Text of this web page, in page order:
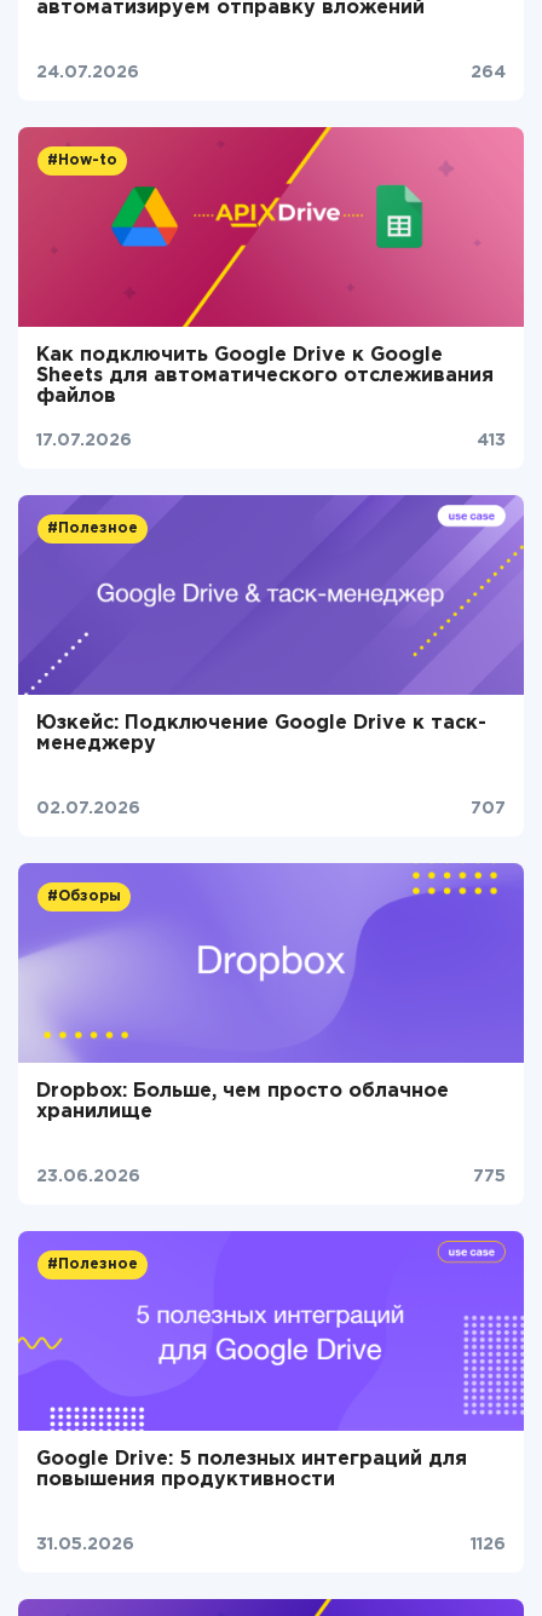
автоматизируем отправку вложений
24.07.2026 264
#How-to
Как подключить Google Drive к Google
Sheets для автоматического отслеживания
файлов
17.07.2026 413
#Полезное
Юзкейс: Подключение Google Drive к таск-
менеджеру
02.07.2026 707
#Обзоры
Dropbox: Больше, чем просто облачное
хранилище
23.06.2026 775
#Полезное
Google Drive: 5 полезных интеграций для
повышения продуктивности
31.05.2026 1126